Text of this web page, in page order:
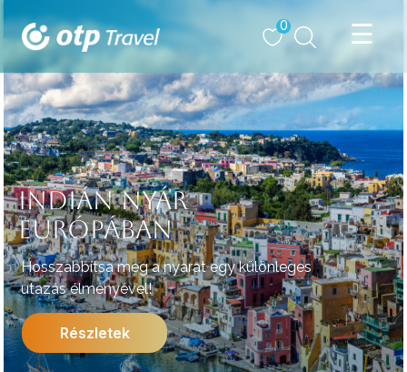
0
INDIÁN NYÁR
EURÓPÁBAN
Hosszabbítsa meg a nyarat egy különleges
utazás élményével!
Részletek